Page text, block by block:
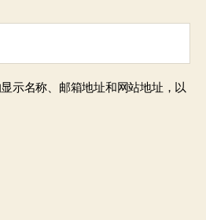
示名称、邮箱地址和网站地址，以